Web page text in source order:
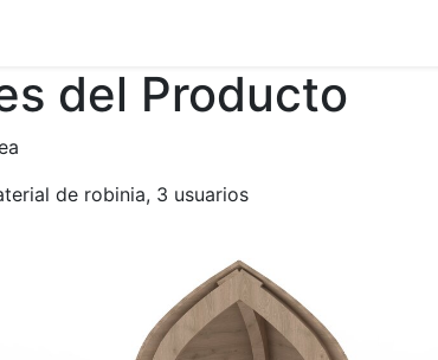
del Producto
de robinia, 3 usuarios